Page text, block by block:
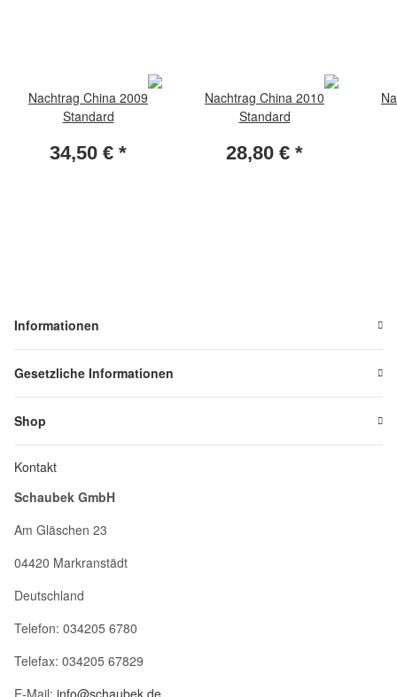
Nachtrag China 2009
Standard
34,50 € *
Nachtrag China 2010
Standard
28,80 € *
Informationen
Gesetzliche Informationen
Shop
Kontakt
Schaubek GmbH
Am Gläschen 23
04420 Markranstädt
Deutschland
Telefon: 034205 6780
Telefax: 034205 67829